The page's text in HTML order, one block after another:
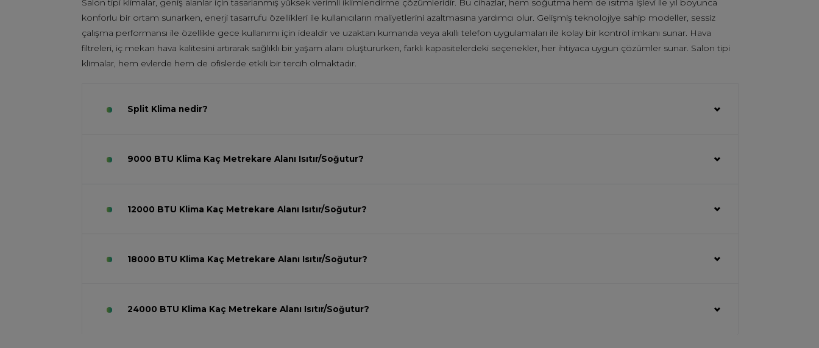
Salon tipi klimalar, geniş alanlar için tasarlanmış yüksek verimli iklimlendirme çözümleridir. Bu cihazlar, hem soğutma hem de ısıtma işlevi ile yıl boyunca
konforlu bir ortam sunarken, enerji tasarrufu özellikleri ile kullanıcıların maliyetlerini azaltmasına yardımcı olur. Gelişmiş teknolojiye sahip modeller, sessiz
çalışma performansı ile özellikle gece kullanımı için idealdir ve uzaktan kumanda veya akıllı telefon uygulamaları ile kolay bir kontrol imkanı sunar. Hava
filtreleri, iç mekan hava kalitesini artırarak sağlıklı bir yaşam alanı oluştururken, farklı kapasitelerdeki seçenekler, her ihtiyaca uygun çözümler sunar. Salon tipi
klimalar, hem evlerde hem de ofislerde etkili bir tercih olmaktadır.
Split Klima nedir?
9000 BTU Klima Kaç Metrekare Alanı Isıtır/Soğutur?
12000 BTU Klima Kaç Metrekare Alanı Isıtır/Soğutur?
18000 BTU Klima Kaç Metrekare Alanı Isıtır/Soğutur?
24000 BTU Klima Kaç Metrekare Alanı Isıtır/Soğutur?